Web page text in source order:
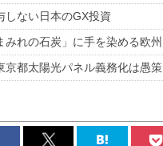
しない日本のGX投資
みれの石炭」に手を染める欧州
京都太陽光パネル義務化は愚策